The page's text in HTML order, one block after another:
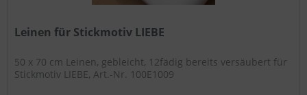
Leinen für Stickmotiv LIEBE
50 x 70 cm Leinen, gebleicht, 12fädig bereits versäubert für
Stickmotiv LIEBE, Art.-Nr. 100E1009